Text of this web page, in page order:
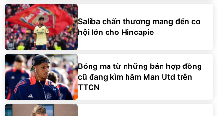
Saliba chấn thương mang đến cơ
hội lớn cho Hincapie
Bóng ma từ những bản hợp đồng
cũ đang kìm hãm Man Utd trên
TTCN